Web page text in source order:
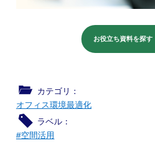
お役立ち資料を探す
カテゴリ：
オフィス環境最適化
ラベル：
#空間活用